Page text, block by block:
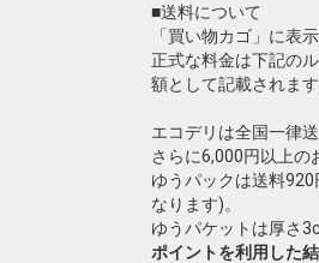
■送料について
「買い物カゴ」に表
正式な料金は下記の
額として記載されます
エコデリは全国一律
さらに6,000円以上の
ゆうパックは送料
なります)。
ゆうパケットは厚さ
ポイントを利用した